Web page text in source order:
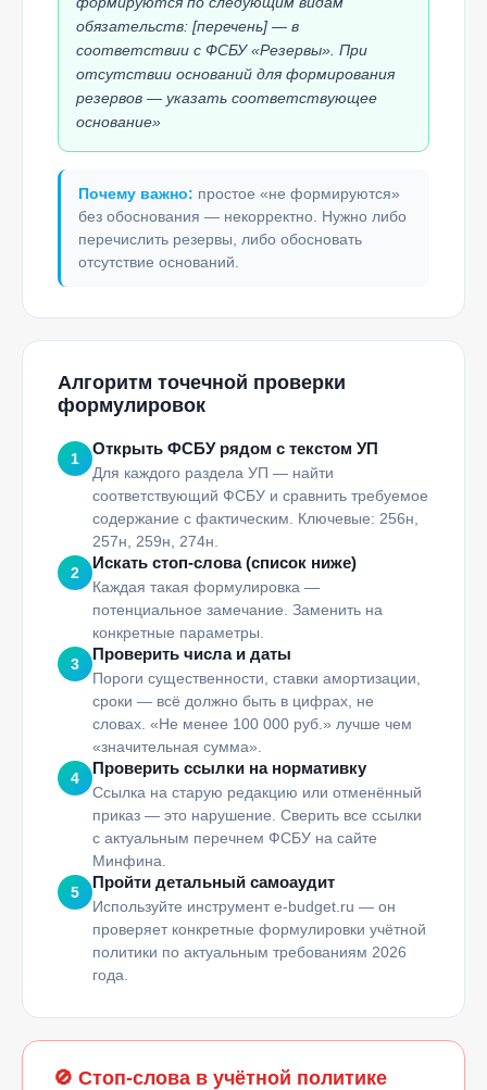
обязательств: [перечень] — в
соответствии с ФСБУ «Резервы». При
отсутствии оснований для формирования
резервов — указать соответствующее
основание»
Почему важно: простое «не формируются»
без обоснования — некорректно. Нужно либо
перечислить резервы, либо обосновать
отсутствие оснований.
Алгоритм точечной проверки
формулировок
1
Открыть ФСБУ рядом с текстом УП
Для каждого раздела УП — найти
соответствующий ФСБУ и сравнить требуемое
содержание с фактическим. Ключевые: 256н,
257н, 259н, 274н.
2
Искать стоп-слова (список ниже)
Каждая такая формулировка —
потенциальное замечание. Заменить на
конкретные параметры.
3
Проверить числа и даты
Пороги существенности, ставки амортизации,
сроки — всё должно быть в цифрах, не
словах. «Не менее 100 000 руб.» лучше чем
«значительная сумма».
4
Проверить ссылки на нормативку
Ссылка на старую редакцию или отменённый
приказ — это нарушение. Сверить все ссылки
с актуальным перечнем ФСБУ на сайте
Минфина.
5
Пройти детальный самоаудит
Используйте инструмент e-budget.ru — он
проверяет конкретные формулировки учётной
политики по актуальным требованиям 2026
года.
🚫 Стоп-слова в учётной политике